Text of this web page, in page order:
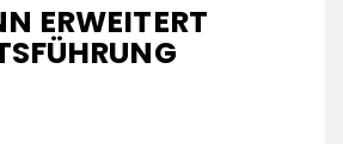
ERWEITERT